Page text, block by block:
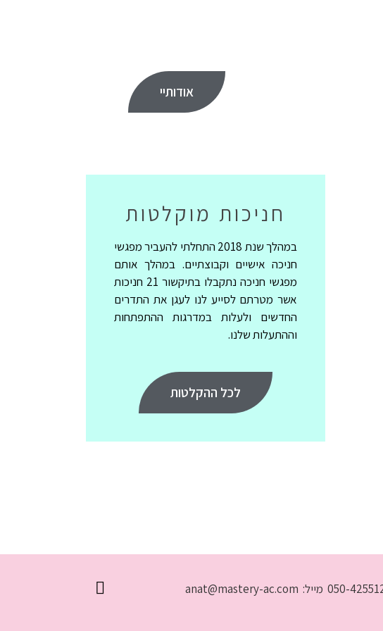
אודותיי
חניכות מוקלטות
במהלך שנת 2018 התחלתי להעביר מפגשי
חניכה אישיים וקבוצתיים. במהלך אותם
מפגשי חניכה נתקבלו בתיקשור 21 חניכות
אשר מטרתם לסייע לנו לעגן את התדרים
החדשים ולעלות במדרגות ההתפתחות
וההתעלות שלנו.
לכל ההקלטות
050- מייל: anat@mastery-ac.com